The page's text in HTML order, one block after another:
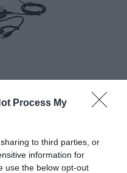
Process My
to third parties, or
information for
use the below opt-out
STEREO UC,
ήχο, τόσο για